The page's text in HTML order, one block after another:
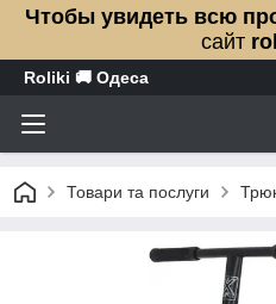
Чтобы увидеть всю
сайт
Roliki 🚚 Одеса
Товари та послуги